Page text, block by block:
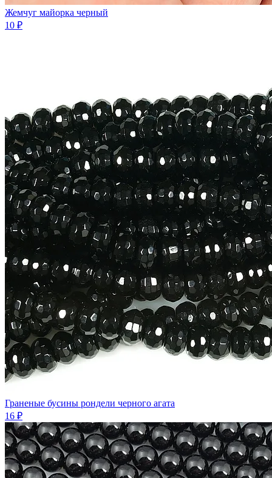
Жемчуг майорка черный
10 ₽
Граненые бусины рондели черного агата
16 ₽